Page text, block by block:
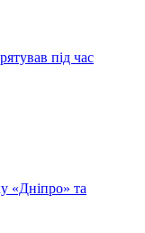
під час
«Дніпро» та